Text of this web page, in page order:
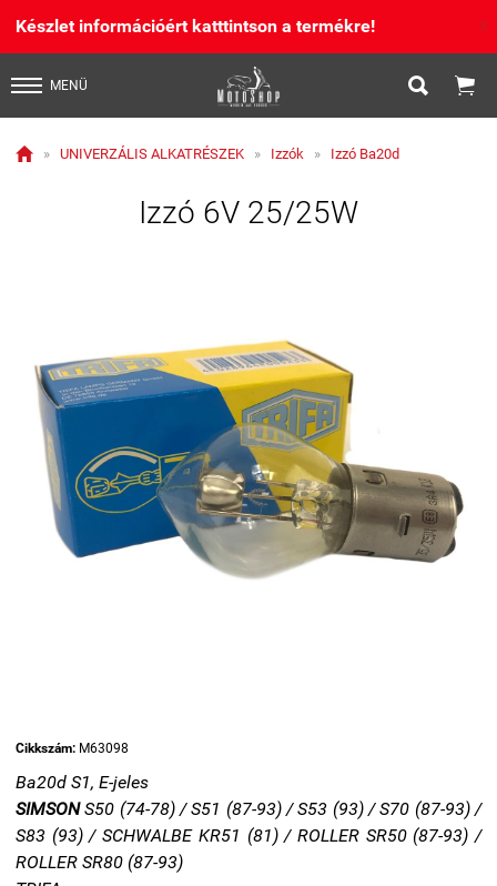
Készlet információért katttintson a termékre! X
MENÜ  
 » UNIVERZÁLIS ALKATRÉSZEK » Izzók » Izzó Ba20d
Izzó 6V 25/25W
Cikkszám: M63098
Ba20d S1, E-jeles
SIMSONS50 (74-78) / S51 (87-93) / S53 (93) / S70 (87-93) /
S83 (93) / SCHWALBE KR51 (81) / ROLLER SR50 (87-93) /
ROLLER SR80 (87-93)